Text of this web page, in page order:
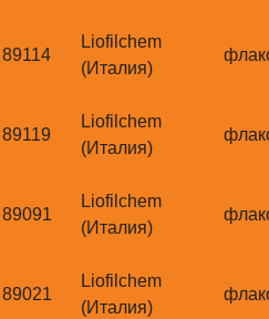
89114
Liofilchem
(Италия)
89119
Liofilchem
(Италия)
89091
Liofilchem
(Италия)
89021
Liofilchem
(Италия)